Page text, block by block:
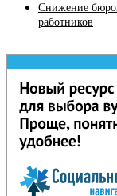
Снижение
работников